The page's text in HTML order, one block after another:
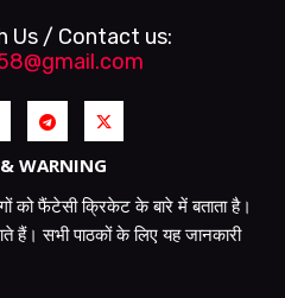
Us / Contact us:
WARNING
फैंटेसी क्रिकेट के बारे में बताता है।
हैं। सभी पाठकों के लिए यह जानकारी